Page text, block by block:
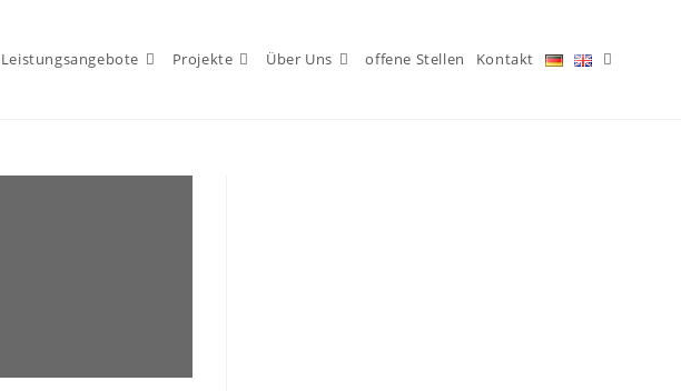
Leistungsangebote Projekte Über Uns offene Stellen Kontakt